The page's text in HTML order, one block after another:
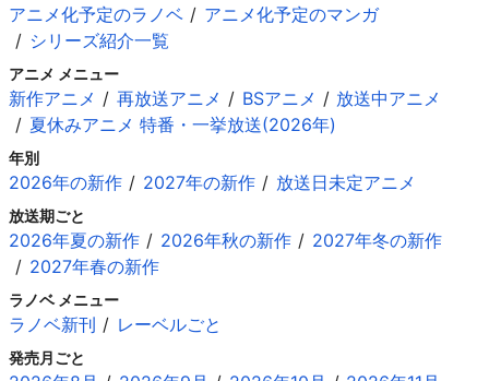
アニメ化予定のラノベ
アニメ化予定のマンガ
シリーズ紹介一覧
アニメ メニュー
新作アニメ 再放送アニメ BSアニメ
放送中アニメ
夏休みアニメ 特番・一挙放送(2026年)
年別
2026年の新作 2027年の新作 放送日未定アニメ
放送期ごと
2026年夏の新作 2026年秋の新作
2027年冬の新作
2027年春の新作
ラノベ メニュー
ラノベ新刊 レーベルごと
発売月ごと